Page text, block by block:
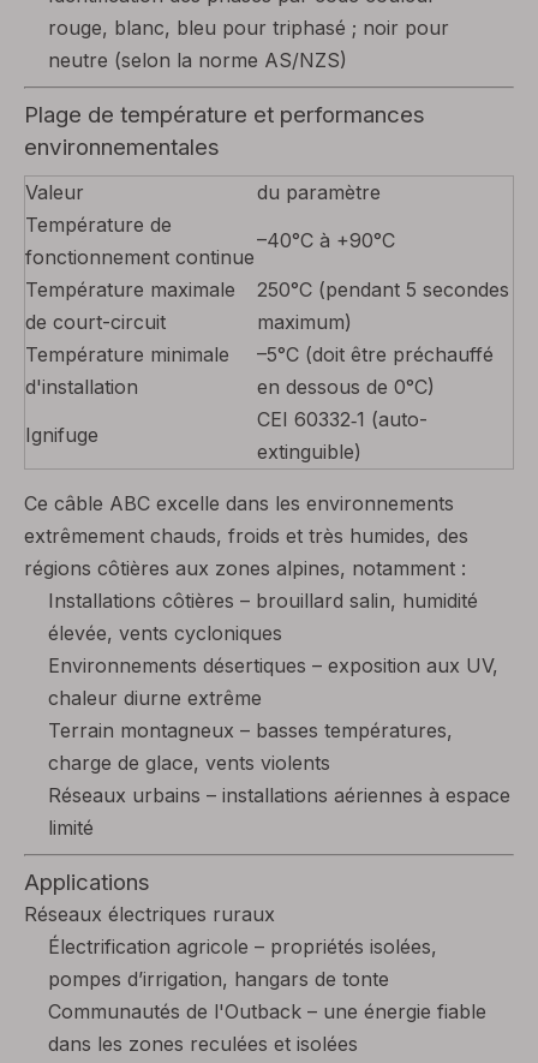
rouge, blanc, bleu pour triphasé ; noir pour
neutre (selon la norme AS/NZS)
Plage de température et performances
environnementales
Valeur
du paramètre
Température de
fonctionnement continue
–40°C à +90°C
Température maximale
de court-circuit
250°C (pendant 5 secondes
maximum)
Température minimale
d'installation
–5°C (doit être préchauffé
en dessous de 0°C)
Ignifuge
CEI 60332‑1 (auto-
extinguible)
Ce câble ABC excelle dans les environnements
extrêmement chauds, froids et très humides, des
régions côtières aux zones alpines, notamment :
Installations côtières – brouillard salin, humidité
élevée, vents cycloniques
Environnements désertiques – exposition aux UV,
chaleur diurne extrême
Terrain montagneux – basses températures,
charge de glace, vents violents
Réseaux urbains – installations aériennes à espace
limité
Applications
Réseaux électriques ruraux
Électrification agricole – propriétés isolées,
pompes d’irrigation, hangars de tonte
Communautés de l'Outback – une énergie fiable
dans les zones reculées et isolées